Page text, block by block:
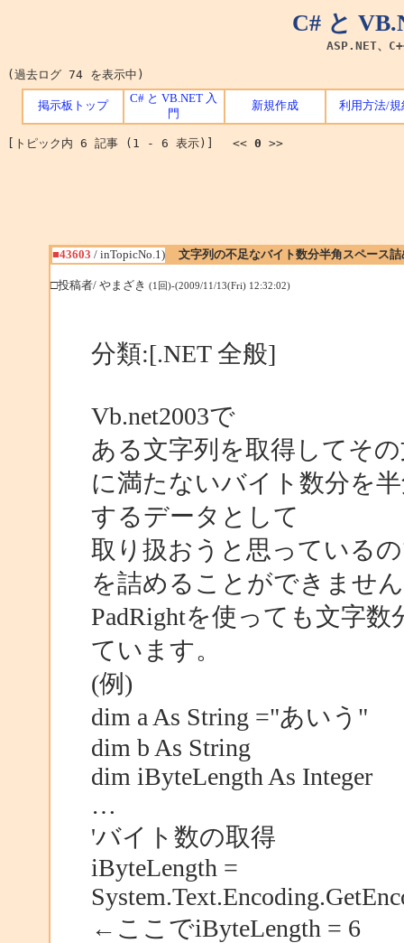
C# と
ASP.NET、
(過去ログ 74 を表示中)
掲示板トップ
C# と VB.NET 入
門
新規作成 利用方法/規
[トピック内 6 記事 (1 - 6 表示)] << 0 >>
■43603 / inTopicNo.1) 文字列の不足なバイト数分半角スペース
□投稿者/ やまざき (1回)-(2009/11/13(Fri) 12:32:02)
分類:[.NET 全般]
Vb.net2003で
ある文字列を取得してそ
に満たないバイト数分を
するデータとして
取り扱おうと思っている
を詰めることができませ
PadRightを使っても文字
ています。
(例)
dim a As String ="あいう"
dim b As String
dim iByteLength As Integer
…
'バイト数の取得
iByteLength =
←ここでiByteLength = 6